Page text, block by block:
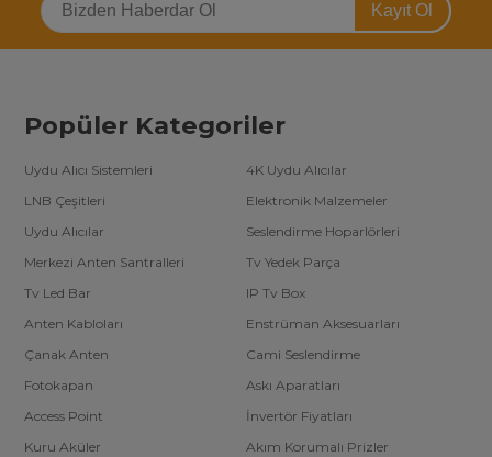
Kayıt Ol
Popüler Kategoriler
Uydu Alıcı Sistemleri
4K Uydu Alıcılar
LNB Çeşitleri
Elektronik Malzemeler
Uydu Alıcılar
Seslendirme Hoparlörleri
Merkezi Anten Santralleri
Tv Yedek Parça
Tv Led Bar
IP Tv Box
Anten Kabloları
Enstrüman Aksesuarları
Çanak Anten
Cami Seslendirme
Fotokapan
Askı Aparatları
Access Point
İnvertör Fiyatları
Kuru Aküler
Akım Korumalı Prizler